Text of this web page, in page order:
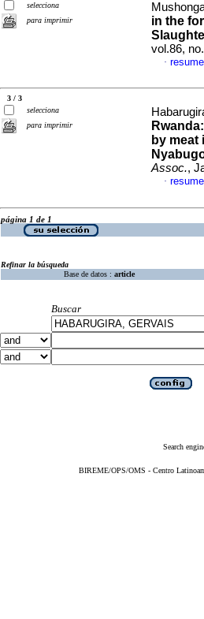
selecciona
para imprimir
in the
vol.86,
·
3 / 3
selecciona
para imprimir
by
Assoc.,
·
página 1 de 1
Refinar la búsqueda
Base de datos : article
Buscar
Search
BIREME/OPS/OMS - Centro